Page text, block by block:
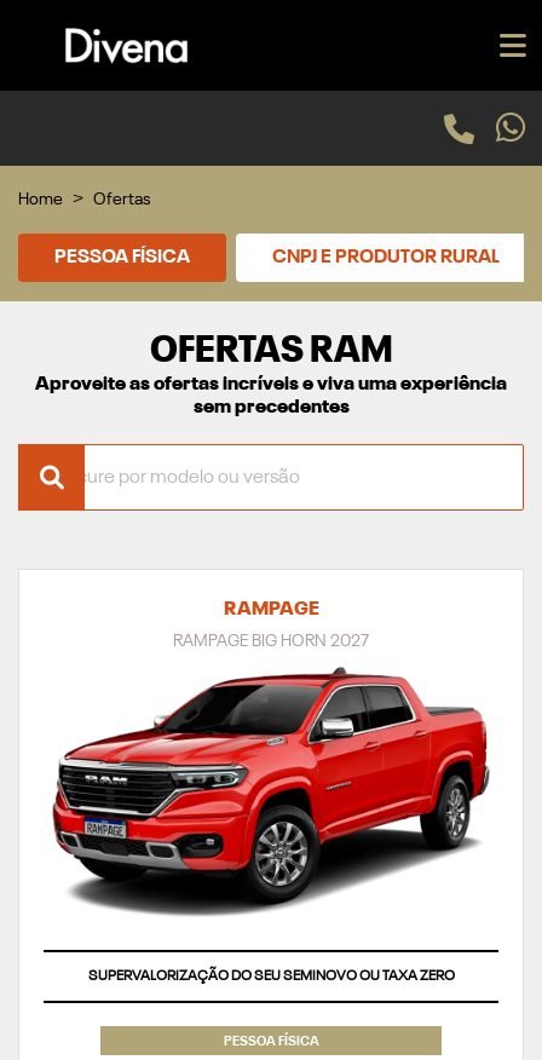
Home Ofertas
PESSOA FÍSICA CNPJ E PRODUTOR RURAL
OFERTAS RAM
Aproveite as ofertas incríveis e viva uma experiência
sem precedentes
RAMPAGE
RAMPAGE BIG HORN 2027
SUPERVALORIZAÇÃO DO SEU SEMINOVO OU TAXA ZERO
PESSOA FÍSICA